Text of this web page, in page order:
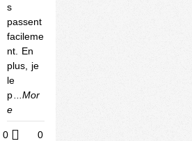
s
passent
facileme
nt. En
plus, je
le
p
...Mor
e
0 0